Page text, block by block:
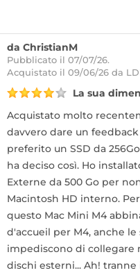
da ChristianM
Pubblicato il 07/07/26.
Acquistato il 09/06/26 da
La sua
Acquistato molto
davvero dare un
preferito un SSD da
ha deciso così. Ho
Externe da 500 Go per
Macintosh HD interno.
questo Mac Mini M4
d'accueil per M4, anche
impediscono di collegare
dischi esterni... Ah!